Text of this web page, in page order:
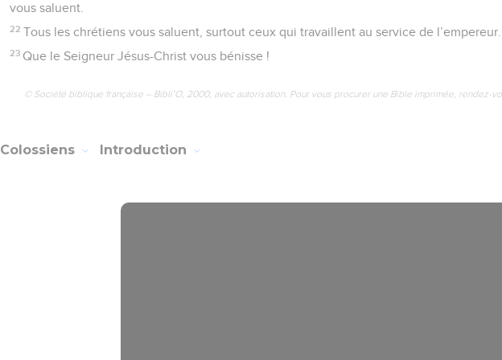
vous saluent.
22 Tous les chrétiens vous saluent, surtout ceux qui travaillent au service de l’empereur.
23 Que le Seigneur Jésus-Christ vous bénisse !
© Société biblique française – Bibli’O, 2000, avec autorisation. Pour vous procurer une Bible imprimée, rendez-
Colossiens Introduction